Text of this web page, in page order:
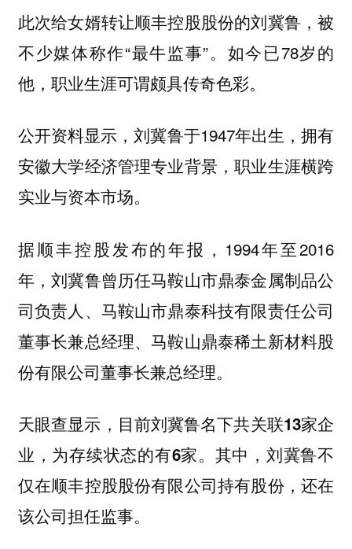
此次给女婿转让顺丰控股股份的刘冀鲁，被
不少媒体称作“最牛监事”。如今已78岁的
他，职业生涯可谓颇具传奇色彩。
公开资料显示，刘冀鲁于1947年出生，拥有
安徽大学经济管理专业背景，职业生涯横跨
实业与资本市场。
据顺丰控股发布的年报，1994年至2016
年，刘冀鲁曾历任马鞍山市鼎泰金属制品公
司负责人、马鞍山市鼎泰科技有限责任公司
董事长兼总经理、马鞍山鼎泰稀土新材料股
份有限公司董事长兼总经理。
天眼查显示，目前刘冀鲁名下共关联13家企
业，为存续状态的有6家。其中，刘冀鲁不
仅在顺丰控股股份有限公司持有股份，还在
该公司担任监事。